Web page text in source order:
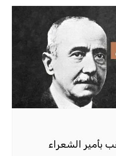
بأمير الشعراء